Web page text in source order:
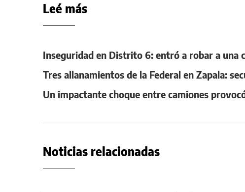
Leé más
Inseguridad en Distrito 6: entró a robar a una
Tres allanamientos de la Federal en Zapala:
Un impactante choque entre camiones
Noticias relacionadas